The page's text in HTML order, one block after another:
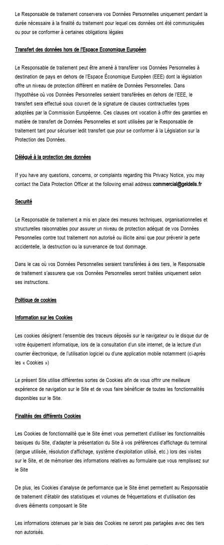
Le Responsable de traitement conservera vos Données Personnelles uniquement pendant la
durée nécessaire à la finalité du traitement pour lequel ces données ont été communiquées
ou pour se conformer à certaines obligations légales
Transfert des données hors de l’Espace Economique Européen
Le Responsable de traitement peut être amené à transférer vos Données Personnelles à
destination de pays en dehors de l’Espace Économique Européen (EEE) dont la législation
offre un niveau de protection différent en matière de Données Personnelles. Dans
l’hypothèse où vos Données Personnelles seraient transférées en dehors de l’EEE, le
transfert sera effectué sous couvert de la signature de clauses contractuelles types
adoptées par la Commission Européenne. Ces clauses ont vocation à offrir des garanties en
matière de transfert de Données Personnelles et sont utilisées par le Responsable de
traitement tant pour sécuriser ledit transfert que pour se conformer à la Législation sur la
Protection des Données.
Délégué à la protection des données
If you have any questions, concerns, or complaints regarding this Privacy Notice, you may
contact the Data Protection Officer at the following email address:commercial@geldelis.fr
Securité
Le Responsable de traitement a mis en place des mesures techniques, organisationnelles et
structurelles raisonnables pour assurer un niveau de protection adéquat de vos Données
Personnelles contre tout traitement non autorisé ou illicite ainsi que pour prévenir la perte
accidentelle, la destruction ou la survenance de tout dommage.
Dans le cas où vos Données Personnelles seraient transférées à des tiers, le Responsable
de traitement s’assurera que vos Données Personnelles seront traitées uniquement selon
ses instructions.
Politique de cookies
Information sur les Cookies
Les cookies désignent l’ensemble des traceurs déposés sur le navigateur ou le disque dur de
votre équipement informatique, lors de la consultation d’un site internet, de la lecture d’un
courrier électronique, de l’utilisation logiciel ou d’une application mobile notamment (ci-après
les « Cookies »)
Le présent Site utilise différentes sortes de Cookies afin de vous offrir une meilleure
expérience de navigation sur le Site et de vous faire bénéficier de toutes les fonctionnalités
disponibles sur le Site.
Finalités des différents Cookies
Les Cookies de fonctionnalité que le Site émet vous permettent d’utiliser les fonctionnalités
basiques du Site, d’adapter la présentation du Site à vos préférences d’affichage du terminal
(langue utilisée, résolution d’affichage, système d’exploitation utilisé, etc.) lors des visites
sur le Site, et de mémoriser des informations relatives au formulaire que vous remplissez sur
le Site
De plus, les Cookies d’analyse de performance que le Site émet permettent au Responsable
de traitement d’établir des statistiques et volumes de fréquentations et d’utilisation des
divers éléments composant le Site
Les informations obtenues par le biais des Cookies ne seront pas partagées avec des tiers
non autorisés.